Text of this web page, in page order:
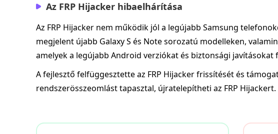
Az FRP Hijacker hibaelhárítása
Az FRP Hijacker nem működik jól a legújabb Samsung
megjelent újabb Galaxy S és Note sorozatú modelleken,
amelyek a legújabb Android verziókat és biztonsági javításokat
A fejlesztő felfüggesztette az FRP Hijacker frissítését és
rendszerösszeomlást tapasztal, újratelepítheti az FRP Hijackert.